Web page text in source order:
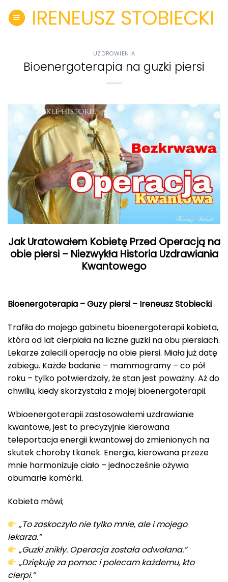
UZDROWIENIA
Bioenergoterapia na guzki piersi
Jak Uratowałem Kobietę Przed Operacją na
obie piersi – Niezwykła Historia Uzdrawiania
Kwantowego
Bioenergoterapia – Guzy piersi – Ireneusz Stobiecki
Trafiła do mojego gabinetu bioenergoterapii kobieta,
która od lat cierpiała na liczne guzki na obu piersiach.
Lekarze zalecili operację na obie piersi. Miała już datę
zabiegu. Każde badanie – mammogramy – co pół
roku – tylko potwierdzały, że stan jest poważny. Aż do
chwiliu, kiedy skorzystała z mojej bioenergoterapii.
Wbioenergoterapii zastosowałemi uzdrawianie
kwantowe, jest to precyzyjnie kierowana
teleportacja energii kwantowej do zmienionych na
skutek choroby tkanek. Energia, kierowana przeze
mnie harmonizuje ciało – jednocześnie ożywia
obumarłe komórki.
Kobieta mówi;
„To zaskoczyło nie tylko mnie, ale i mojego
lekarza.”
„Guzki znikły. Operacja została odwołana.”
„Dziękuję za pomoc i polecam każdemu, kto
cierpi.”